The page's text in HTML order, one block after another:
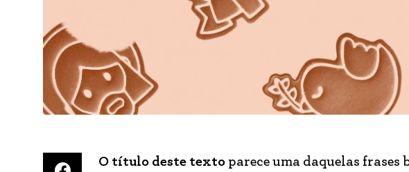
O título deste texto parece uma daquelas